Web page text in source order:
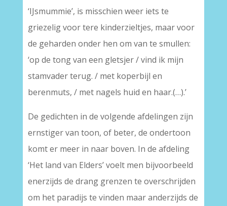
‘IJsmummie’, is misschien weer iets te
griezelig voor tere kinderzieltjes, maar voor
de geharden onder hen om van te smullen:
‘op de tong van een gletsjer / vind ik mijn
stamvader terug. / met koperbijl en
berenmuts, / met nagels huid en haar.(…).’
De gedichten in de volgende afdelingen zijn
ernstiger van toon, of beter, de ondertoon
komt er meer in naar boven. In de afdeling
‘Het land van Elders’ voelt men bijvoorbeeld
enerzijds de drang grenzen te overschrijden
om het paradijs te vinden maar anderzijds de